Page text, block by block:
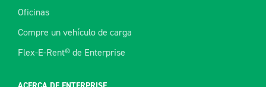
Oficinas
Compre un vehículo de carga
Flex-E-Rent® de Enterprise